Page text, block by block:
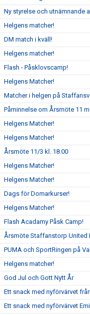
Ny styrelse och utnämnande
Helgens matcher!
DM match i kväll!
Helgens matcher!
Flash - Påsklovscamp!
Helgens Matcher!
Matcher i helgen på
Påminnelse om Årsmöte 11
Helgens Matcher!
Helgens Matcher!
Årsmöte 11/3 kl. 18.00
Helgens Matcher!
Helgens Matcher!
Dags för Domarkurser!
Helgens Matcher!
Flash Acadamy Påsk Camp!
Årsmöte Staffanstorp United
PUMA och SportRingen på
Helgens matcher!
God Jul och Gott Nytt År
Ett snack med nyförvärvet
Ett snack med nyförvärvet